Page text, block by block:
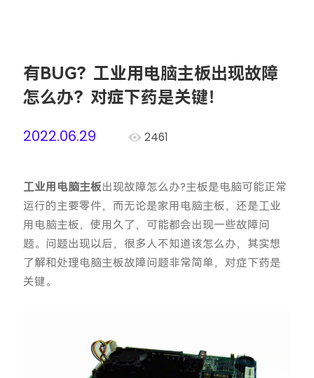
有BUG？工业用电脑主板出现故障
怎么办？对症下药是关键！
2022.06.29
2461
工业用电脑主板出现故障怎么办?主板是电脑可能正常
运行的主要零件，而无论是家用电脑主板，还是工业
用电脑主板，使用久了，可能都会出现一些故障问
题。问题出现以后，很多人不知道该怎么办，其实想
了解和处理电脑主板故障问题非常简单，对症下药是
关键。